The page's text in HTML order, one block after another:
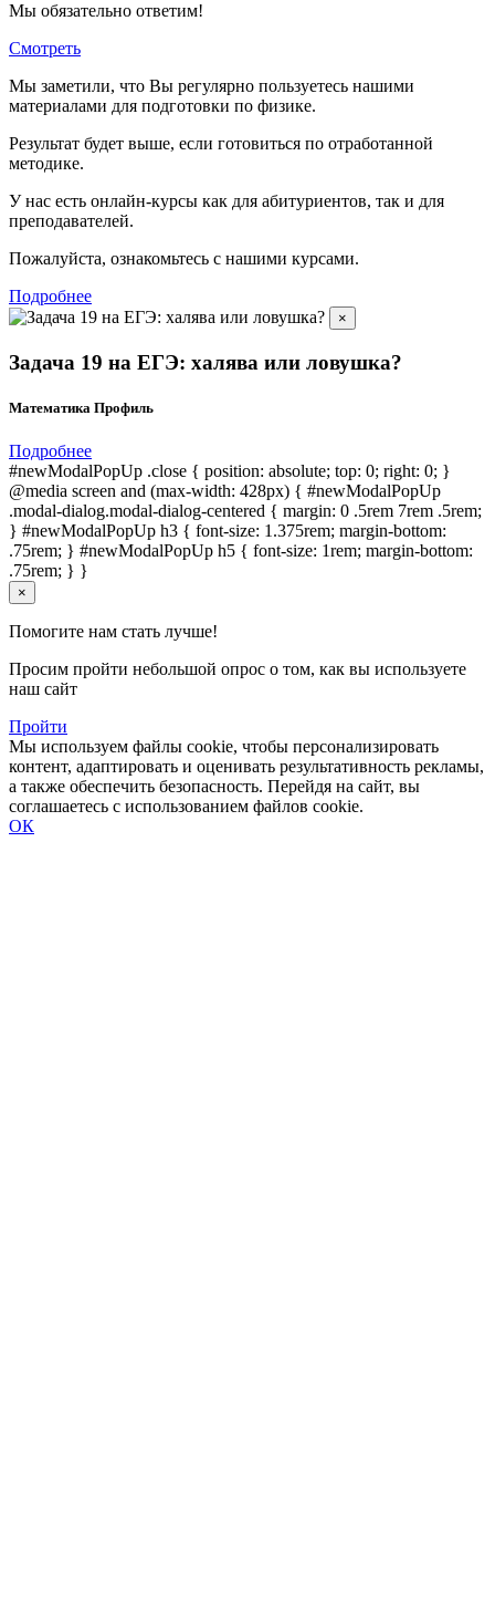
Мы обязательно ответим!
Смотреть
Мы заметили, что Вы регулярно пользуетесь нашими
материалами для подготовки по физике.
Результат будет выше, если готовиться по отработанной
методике.
У нас есть онлайн-курсы как для абитуриентов, так и для
преподавателей.
Пожалуйста, ознакомьтесь с нашими курсами.
Подробнее
×
Задача 19 на ЕГЭ: халява или ловушка?
Математика Профиль
Подробнее
#newModalPopUp .close { position: absolute; top: 0; right: 0; }
@media screen and (max-width: 428px) { #newModalPopUp
.modal-dialog.modal-dialog-centered { margin: 0 .5rem 7rem .5rem;
} #newModalPopUp h3 { font-size: 1.375rem; margin-bottom:
.75rem; } #newModalPopUp h5 { font-size: 1rem; margin-bottom:
.75rem; } }
×
Помогите нам стать лучше!
Просим пройти небольшой опрос о том, как вы используете
наш сайт
Пройти
Мы используем файлы cookie, чтобы персонализировать
контент, адаптировать и оценивать результативность рекламы,
а также обеспечить безопасность. Перейдя на сайт, вы
соглашаетесь с использованием файлов cookie.
ОК